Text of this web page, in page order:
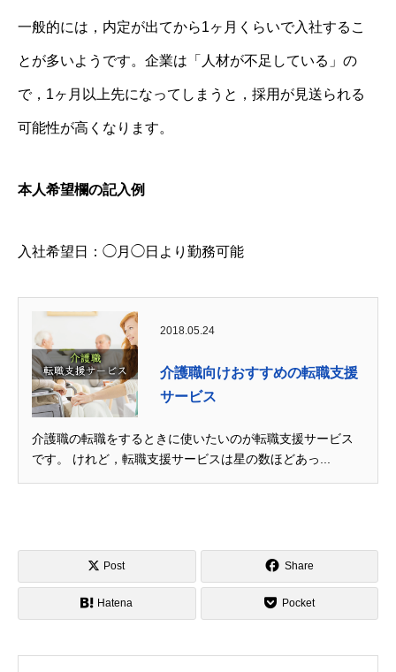
一般的には，内定が出てから1ヶ月くらいで入社するこ
とが多いようです。企業は「人材が不足している」の
で，1ヶ月以上先になってしまうと，採用が見送られる
可能性が高くなります。
本人希望欄の記入例
入社希望日：◯月◯日より勤務可能
2018.05.24
介護職向けおすすめの転職支援
サービス
介護職の転職をするときに使いたいのが転職支援サービス
です。 けれど，転職支援サービスは星の数ほどあっ...
Post Share
Hatena Pocket